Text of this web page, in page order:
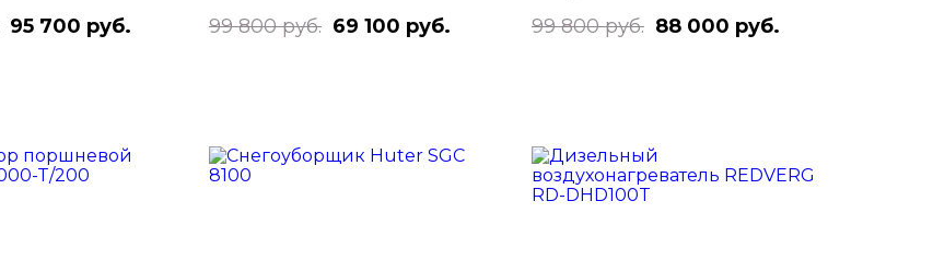
95 700 руб. 99 800 руб. 69 100 руб. 99 800 руб. 88 000 руб.